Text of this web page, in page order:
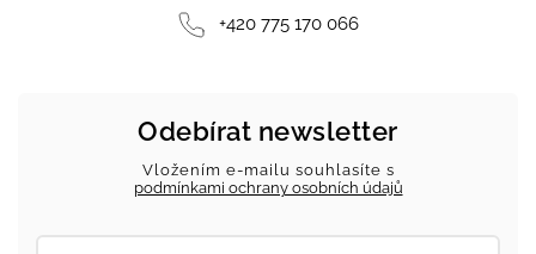
+420 775 170 066
Odebírat newsletter
Vložením e-mailu souhlasíte s
podmínkami ochrany osobních údajů